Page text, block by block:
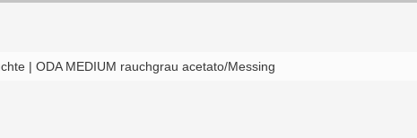
| ODA MEDIUM rauchgrau acetato/Messing